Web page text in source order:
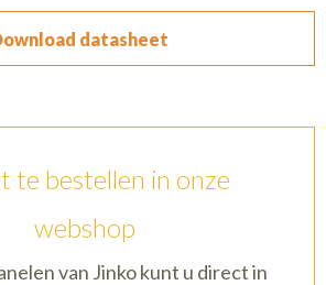
datasheet
te bestellen in onze
webshop
van Jinko kunt u direct in